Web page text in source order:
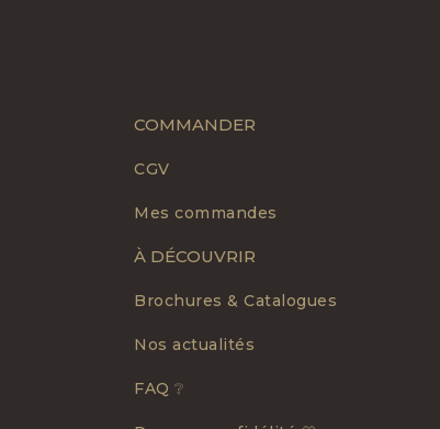
COMMANDER
CGV
Mes commandes
À DÉCOUVRIR
Brochures & Catalogues
Nos actualités
FAQ ❔